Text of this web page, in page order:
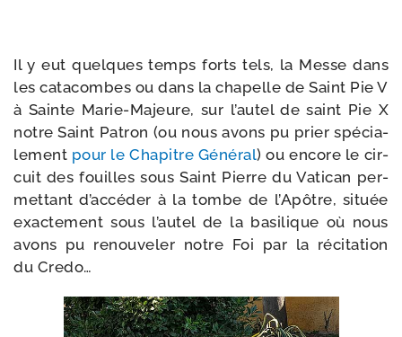
Il y eut quelques temps forts tels, la Messe dans
les cata­combes ou dans la cha­pelle de Saint Pie V
à Sainte Marie-​Majeure, sur l’autel de saint Pie X
notre Saint Patron (ou nous avons pu prier spé­cia­
le­ment pour le Chapitre Général) ou encore le cir­
cuit des fouilles sous Saint Pierre du Vatican per­
met­tant d’ac­cé­der à la tombe de l’Apôtre, située
exac­te­ment sous l’au­tel de la basi­lique où nous
avons pu renou­ve­ler notre Foi par la réci­ta­tion
du Credo…